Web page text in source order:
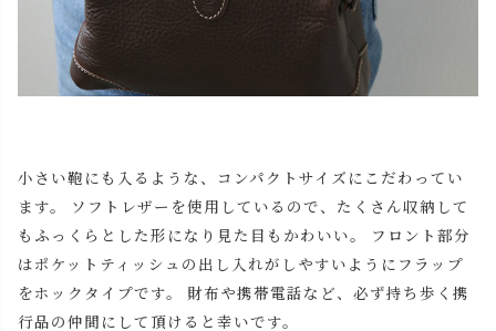
小さい鞄にも入るような、コンパクトサイズにこだわってい
ます。 ソフトレザーを使用しているので、たくさん収納して
もふっくらとした形になり見た目もかわいい。 フロント部分
はポケットティッシュの出し入れがしやすいようにフラップ
をホックタイプです。 財布や携帯電話など、必ず持ち歩く携
行品の仲間にして頂けると幸いです。